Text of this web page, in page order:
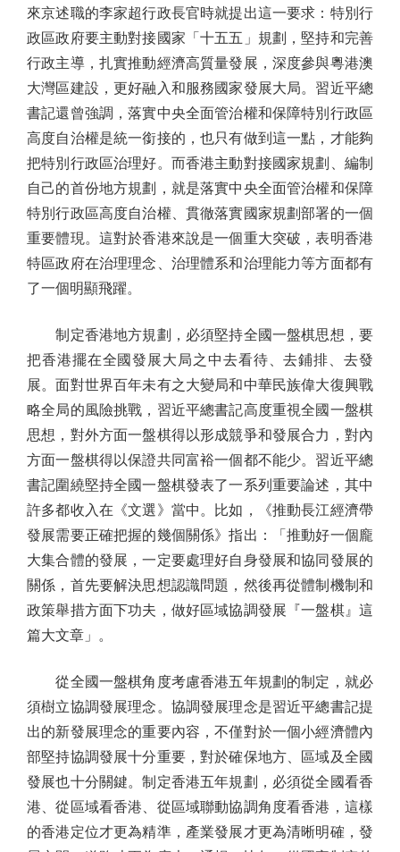
來京述職的李家超行政長官時就提出這一要求：特別行
政區政府要主動對接國家「十五五」規劃，堅持和完善
行政主導，扎實推動經濟高質量發展，深度參與粵港澳
大灣區建設，更好融入和服務國家發展大局。習近平總
書記還曾強調，落實中央全面管治權和保障特別行政區
高度自治權是統一銜接的，也只有做到這一點，才能夠
把特別行政區治理好。而香港主動對接國家規劃、編制
自己的首份地方規劃，就是落實中央全面管治權和保障
特別行政區高度自治權、貫徹落實國家規劃部署的一個
重要體現。這對於香港來說是一個重大突破，表明香港
特區政府在治理理念、治理體系和治理能力等方面都有
了一個明顯飛躍。
制定香港地方規劃，必須堅持全國一盤棋思想，要
把香港擺在全國發展大局之中去看待、去鋪排、去發
展。面對世界百年未有之大變局和中華民族偉大復興戰
略全局的風險挑戰，習近平總書記高度重視全國一盤棋
思想，對外方面一盤棋得以形成競爭和發展合力，對內
方面一盤棋得以保證共同富裕一個都不能少。習近平總
書記圍繞堅持全國一盤棋發表了一系列重要論述，其中
許多都收入在《文選》當中。比如，《推動長江經濟帶
發展需要正確把握的幾個關係》指出：「推動好一個龐
大集合體的發展，一定要處理好自身發展和協同發展的
關係，首先要解決思想認識問題，然後再從體制機制和
政策舉措方面下功夫，做好區域協調發展『一盤棋』這
篇大文章」。
從全國一盤棋角度考慮香港五年規劃的制定，就必
須樹立協調發展理念。協調發展理念是習近平總書記提
出的新發展理念的重要內容，不僅對於一個小經濟體內
部堅持協調發展十分重要，對於確保地方、區域及全國
發展也十分關鍵。制定香港五年規劃，必須從全國看香
港、從區域看香港、從區域聯動協調角度看香港，這樣
的香港定位才更為精準，產業發展才更為清晰明確，發